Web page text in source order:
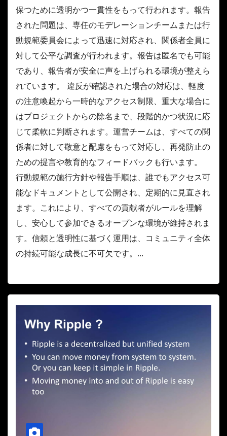
保つために透明かつ一貫性をもって行われます。報告
された問題は、専任のモデレーションチームまたは行
動規範委員会によって迅速に対応され、関係者全員に
対して公平な調査が行われます。報告は匿名でも可能
であり、報告者が安全に声を上げられる環境が整えら
れています。 違反が確認された場合の対応は、軽度
の注意喚起から一時的なアクセス制限、重大な場合に
はプロジェクトからの除名まで、段階的かつ状況に応
じて柔軟に判断されます。運営チームは、すべての関
係者に対して敬意と配慮をもって対応し、再発防止の
ための提言や教育的なフィードバックも行います。
行動規範の施行方針や報告手順は、誰でもアクセス可
能なドキュメントとして公開され、定期的に見直され
ます。これにより、すべての貢献者がルールを理解
し、安心して参加できるオープンな環境が維持されま
す。信頼と透明性に基づく運用は、コミュニティ全体
の持続可能な成長に不可欠です。...